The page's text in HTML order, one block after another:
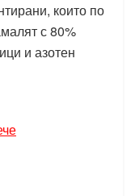
които по
с 80%
и азотен